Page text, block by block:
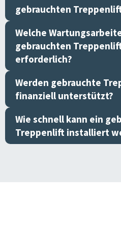
gebrauchten
Welche
gebrauchten
erforderlich?
Werden gebrauchte
finanziell unterstützt?
Wie schnell kann ein
Treppenlift installiert